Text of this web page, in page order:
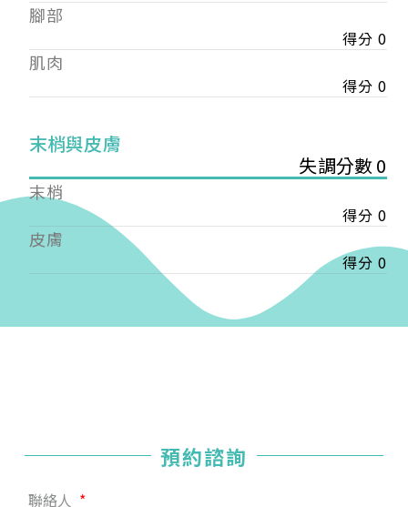
腳部
得分 0
肌肉
得分 0
末梢與皮膚
失調分數 0
末梢
得分 0
皮膚
得分 0
預約諮詢
聯絡人
——
【會費】
個人會員:
入會費新臺幣1200元，於會員入會時繳納；常年會
入會費新臺幣3000元，於會員入會時繳納；常年會
戶名: 社團法人台灣自律神經健康培訓暨發展協會
帳號: 003-03-501566-2
銀行: (013) 國泰世華 南京東路分行